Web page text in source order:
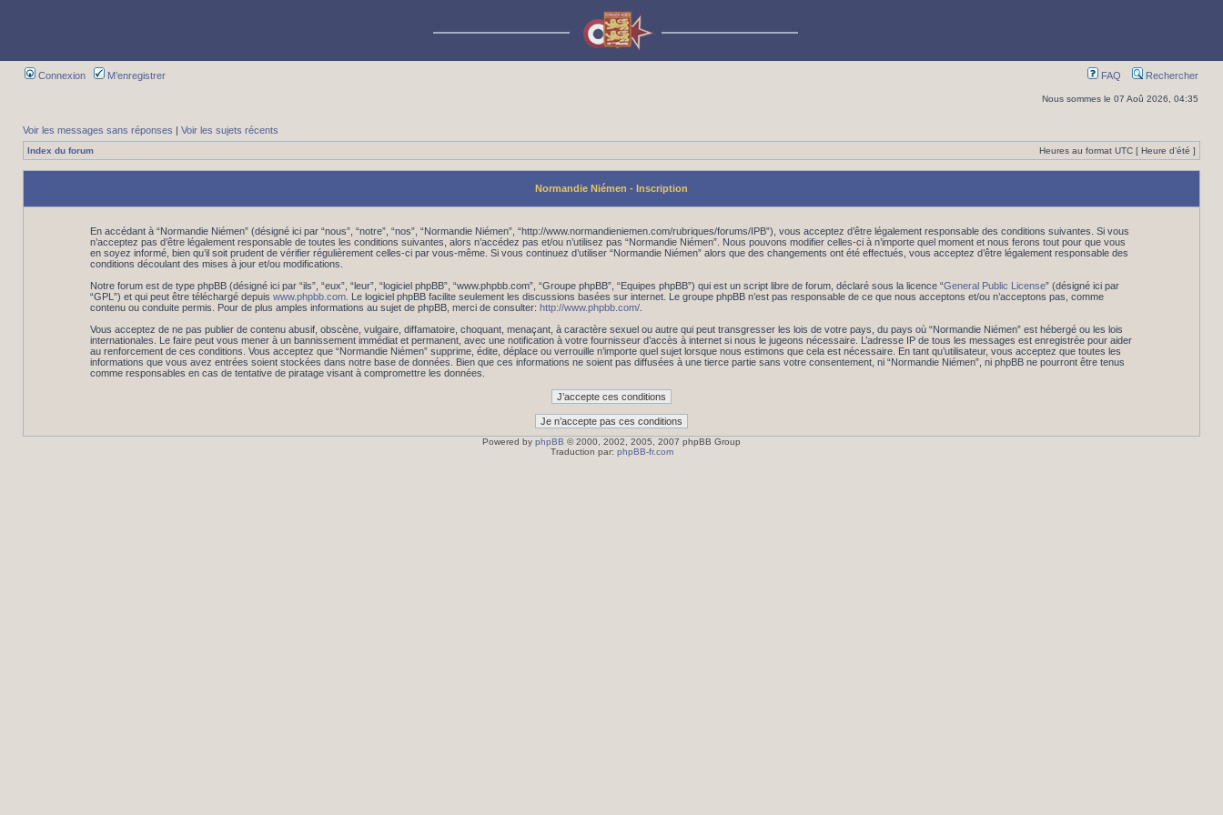
Connexion M’enregistrer FAQ Rechercher
Nous sommes le 07 Aoû 2026, 04:35
Voir les messages sans réponses | Voir les sujets récents
Index du forum Heures au format UTC [ Heure d’été ]
Normandie Niémen - Inscription
En accédant à “Normandie Niémen” (désigné ici par “nous”, “notre”, “nos”, “Normandie Niémen”, “http://www.normandieniemen.com/rubriques/forums/IPB”), vous acceptez d’être légalement responsable des conditions suivantes. Si vous
n’acceptez pas d’être légalement responsable de toutes les conditions suivantes, alors n’accédez pas et/ou n’utilisez pas “Normandie Niémen”. Nous pouvons modifier celles-ci à n’importe quel moment et nous ferons tout pour que vous
en soyez informé, bien qu’il soit prudent de vérifier régulièrement celles-ci par vous-même. Si vous continuez d’utiliser “Normandie Niémen” alors que des changements ont été effectués, vous acceptez d’être légalement responsable des
conditions découlant des mises à jour et/ou modifications.
Notre forum est de type phpBB (désigné ici par “ils”, “eux”, “leur”, “logiciel phpBB”, “www.phpbb.com”, “Groupe phpBB”, “Equipes phpBB”) qui est un script libre de forum, déclaré sous la licence “General Public License” (désigné ici par
“GPL”) et qui peut être téléchargé depuis www.phpbb.com. Le logiciel phpBB facilite seulement les discussions basées sur internet. Le groupe phpBB n’est pas responsable de ce que nous acceptons et/ou n’acceptons pas, comme
contenu ou conduite permis. Pour de plus amples informations au sujet de phpBB, merci de consulter: http://www.phpbb.com/.
Vous acceptez de ne pas publier de contenu abusif, obscène, vulgaire, diffamatoire, choquant, menaçant, à caractère sexuel ou autre qui peut transgresser les lois de votre pays, du pays où “Normandie Niémen” est hébergé ou les lois
internationales. Le faire peut vous mener à un bannissement immédiat et permanent, avec une notification à votre fournisseur d’accès à internet si nous le jugeons nécessaire. L’adresse IP de tous les messages est enregistrée pour aider
au renforcement de ces conditions. Vous acceptez que “Normandie Niémen” supprime, édite, déplace ou verrouille n’importe quel sujet lorsque nous estimons que cela est nécessaire. En tant qu’utilisateur, vous acceptez que toutes les
informations que vous avez entrées soient stockées dans notre base de données. Bien que ces informations ne soient pas diffusées à une tierce partie sans votre consentement, ni “Normandie Niémen”, ni phpBB ne pourront être tenus
comme responsables en cas de tentative de piratage visant à compromettre les données.
Powered by phpBB © 2000, 2002, 2005, 2007 phpBB Group
Traduction par: phpBB-fr.com